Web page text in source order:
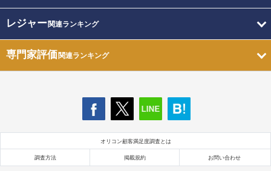
レジャー関連ランキング
専門家評価関連ランキング
オリコン顧客満足度調査とは
調査方法 掲載規約 お問い合わせ